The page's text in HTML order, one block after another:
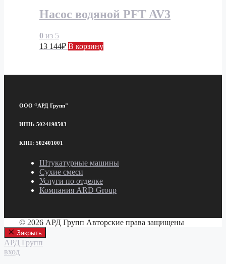
Насос водяной PFT AV3
0 из 5
13 144₽ В корзину
ООО “АРД Групп"
ИНН: 5024198503
КПП: 502401001
Штукатурные машины
Сухие смеси
Услуги по отделке
Компания ARD Group
© 2026 АРД Групп Авторские права защищены
Закрыть
АРД Групп
вход